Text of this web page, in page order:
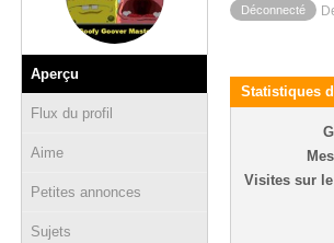
Aperçu
Flux du profil
Aime
Petites annonces
Sujets
Déconnecté
Statistiques
Visites sur le